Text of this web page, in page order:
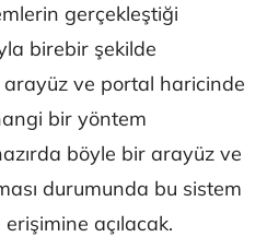
gerçekleştiği
birebir şekilde
ve portal haricinde
bir yöntem
böyle bir arayüz ve
durumunda bu sistem
açılacak.